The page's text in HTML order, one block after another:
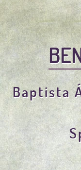
Baptista